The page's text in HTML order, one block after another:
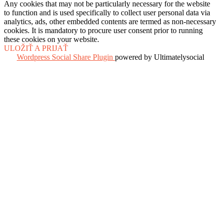
Any cookies that may not be particularly necessary for the website
to function and is used specifically to collect user personal data via
analytics, ads, other embedded contents are termed as non-necessary
cookies. It is mandatory to procure user consent prior to running
these cookies on your website.
ULOŽIŤ A PRIJAŤ
Wordpress Social Share Plugin powered by Ultimatelysocial